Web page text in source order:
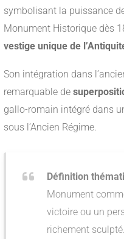
symbolisant la puissance
Monument Historique dès
vestige unique de
Son intégration dans
remarquable de
gallo-romain intégré dans
sous l’Ancien Régime.
Définition
Monument
victoire ou un
richement sculpté.